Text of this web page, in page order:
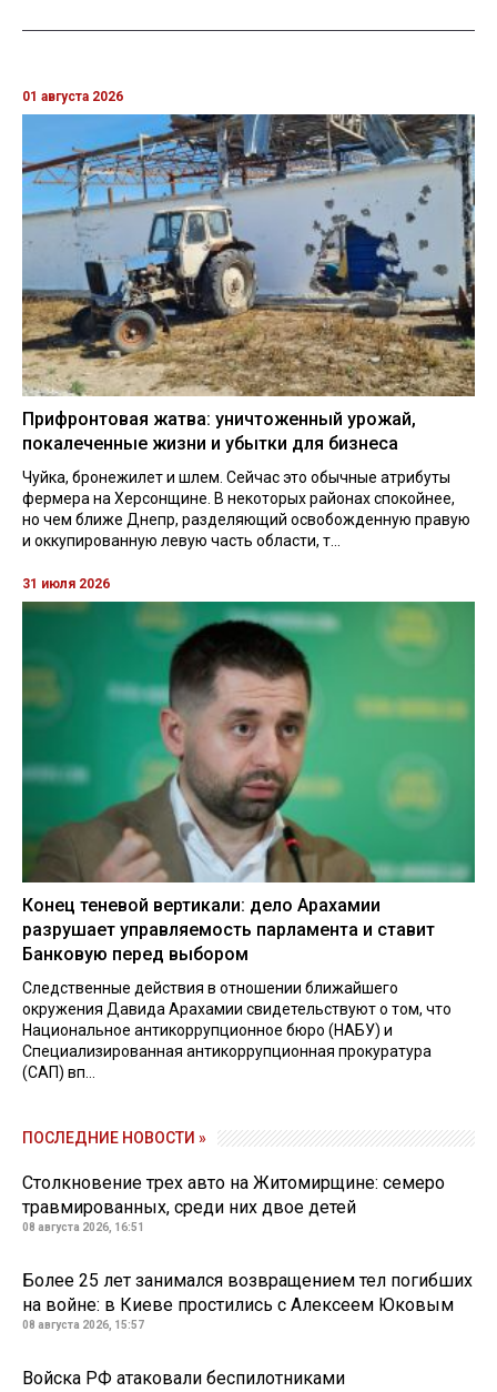
01 августа 2026
Прифронтовая жатва: уничтоженный урожай,
покалеченные жизни и убытки для бизнеса
Чуйка, бронежилет и шлем. Сейчас это обычные атрибуты
фермера на Херсонщине. В некоторых районах спокойнее,
но чем ближе Днепр, разделяющий освобожденную правую
и оккупированную левую часть области, т...
31 июля 2026
Конец теневой вертикали: дело Арахамии
разрушает управляемость парламента и ставит
Банковую перед выбором
Следственные действия в отношении ближайшего
окружения Давида Арахамии свидетельствуют о том, что
Национальное антикоррупционное бюро (НАБУ) и
Специализированная антикоррупционная прокуратура
(САП) вп...
ПОСЛЕДНИЕ НОВОСТИ »
Столкновение трех авто на Житомирщине: семеро
травмированных, среди них двое детей
08 августа 2026, 16:51
Более 25 лет занимался возвращением тел погибших
на войне: в Киеве простились с Алексеем Юковым
08 августа 2026, 15:57
Войска РФ атаковали беспилотниками